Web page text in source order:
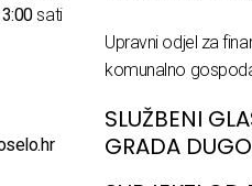
sati
Upravni odjel za
komunalno
SLUŽBENI
GRADA